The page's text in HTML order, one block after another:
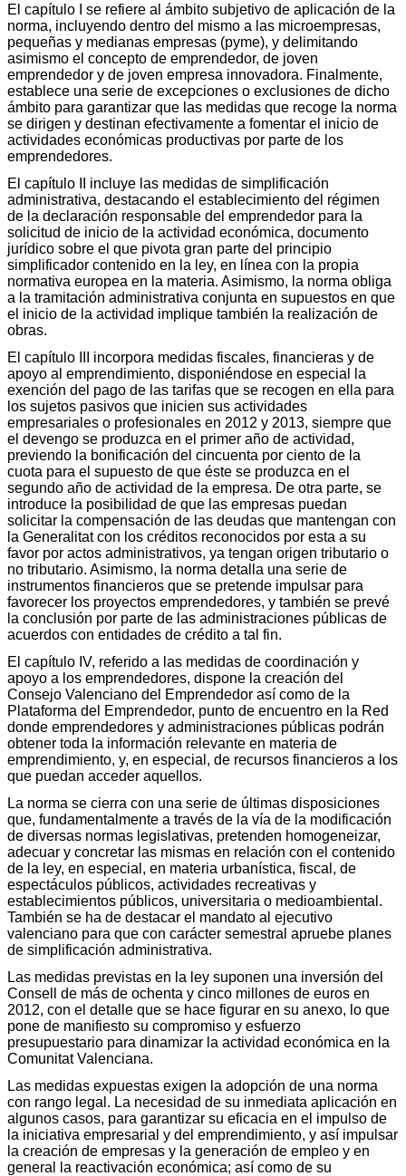
El capítulo I se refiere al ámbito subjetivo de aplicación de la
norma, incluyendo dentro del mismo a las microempresas,
pequeñas y medianas empresas (pyme), y delimitando
asimismo el concepto de emprendedor, de joven
emprendedor y de joven empresa innovadora. Finalmente,
establece una serie de excepciones o exclusiones de dicho
ámbito para garantizar que las medidas que recoge la norma
se dirigen y destinan efectivamente a fomentar el inicio de
actividades económicas productivas por parte de los
emprendedores.
El capítulo II incluye las medidas de simplificación
administrativa, destacando el establecimiento del régimen
de la declaración responsable del emprendedor para la
solicitud de inicio de la actividad económica, documento
jurídico sobre el que pivota gran parte del principio
simplificador contenido en la ley, en línea con la propia
normativa europea en la materia. Asimismo, la norma obliga
a la tramitación administrativa conjunta en supuestos en que
el inicio de la actividad implique también la realización de
obras.
El capítulo III incorpora medidas fiscales, financieras y de
apoyo al emprendimiento, disponiéndose en especial la
exención del pago de las tarifas que se recogen en ella para
los sujetos pasivos que inicien sus actividades
empresariales o profesionales en 2012 y 2013, siempre que
el devengo se produzca en el primer año de actividad,
previendo la bonificación del cincuenta por ciento de la
cuota para el supuesto de que éste se produzca en el
segundo año de actividad de la empresa. De otra parte, se
introduce la posibilidad de que las empresas puedan
solicitar la compensación de las deudas que mantengan con
la Generalitat con los créditos reconocidos por esta a su
favor por actos administrativos, ya tengan origen tributario o
no tributario. Asimismo, la norma detalla una serie de
instrumentos financieros que se pretende impulsar para
favorecer los proyectos emprendedores, y también se prevé
la conclusión por parte de las administraciones públicas de
acuerdos con entidades de crédito a tal fin.
El capítulo IV, referido a las medidas de coordinación y
apoyo a los emprendedores, dispone la creación del
Consejo Valenciano del Emprendedor así como de la
Plataforma del Emprendedor, punto de encuentro en la Red
donde emprendedores y administraciones públicas podrán
obtener toda la información relevante en materia de
emprendimiento, y, en especial, de recursos financieros a los
que puedan acceder aquellos.
La norma se cierra con una serie de últimas disposiciones
que, fundamentalmente a través de la vía de la modificación
de diversas normas legislativas, pretenden homogeneizar,
adecuar y concretar las mismas en relación con el contenido
de la ley, en especial, en materia urbanística, fiscal, de
espectáculos públicos, actividades recreativas y
establecimientos públicos, universitaria o medioambiental.
También se ha de destacar el mandato al ejecutivo
valenciano para que con carácter semestral apruebe planes
de simplificación administrativa.
Las medidas previstas en la ley suponen una inversión del
Consell de más de ochenta y cinco millones de euros en
2012, con el detalle que se hace figurar en su anexo, lo que
pone de manifiesto su compromiso y esfuerzo
presupuestario para dinamizar la actividad económica en la
Comunitat Valenciana.
Las medidas expuestas exigen la adopción de una norma
con rango legal. La necesidad de su inmediata aplicación en
algunos casos, para garantizar su eficacia en el impulso de
la iniciativa empresarial y del emprendimiento, y así impulsar
la creación de empresas y la generación de empleo y en
general la reactivación económica; así como de su